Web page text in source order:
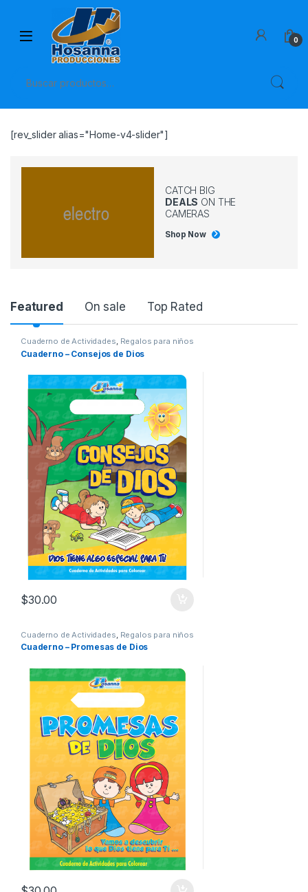
0
[rev_slider alias="Home-v4-slider"]
CATCH BIG
DEALS ON THE
CAMERAS
Shop Now
Product Carousel Tabs
Featured On sale Top Rated
Cuaderno de Actividades, Regalos para niños
Cuaderno – Consejos de Dios
$30.00
Cuaderno de Actividades Regalos para niños
Cuaderno – Promesas de Dios